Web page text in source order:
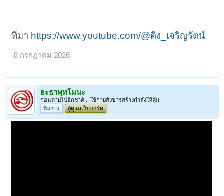
ที่มา https://www.youtube.com/@ติง_เจริญรัตน์
8 กรกฎาคม 2026
ยะธาพุทโมนะ
ก่อนตายไปอีกชาติ .. ใช้กายสังขารสร้างกำลังให้คุ้ม
ทีมงาน
ผู้ดูแลเว็บบอร์ด